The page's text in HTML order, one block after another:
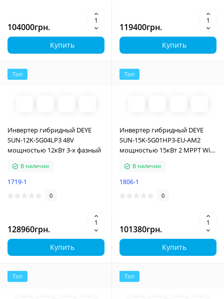
104000грн.
Купить
119400грн.
Купить
Топ
Инвертер гибридный DEYE
SUN-12K-SG04LP3 48V
мощностью 12кВт 3-х фазный
В наличии
1719-1
0
128960грн.
Купить
Топ
Инвертер гибридный DEYE
SUN-15K-SG01HP3-EU-AM2
мощностью 15кВт 2 MPPT Wi-
В наличии
1806-1
0
101380грн.
Купить
Топ Топ